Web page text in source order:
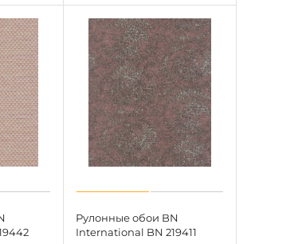
Рулонные обои BN
International BN 219411